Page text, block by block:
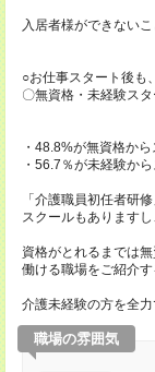
入居者様ができない
○お仕事スタート後も
〇無資格・未経験スタ
・48.8%が無資格から
・56.7％が未経験か
「介護職員初任者研
スクールもありますし
資格がとれるまでは
働ける職場をご紹介す
介護未経験の方を全
職場の雰囲気